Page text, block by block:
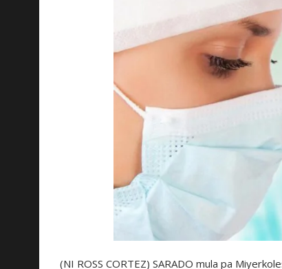
(NI ROSS CORTEZ) SARADO mula pa